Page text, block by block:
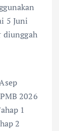
5 Juni
diunggah
2026
1
2